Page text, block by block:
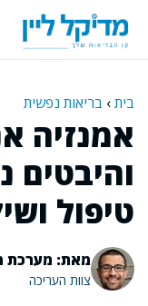
לתוכן
בית› בריאות נפשית
אמנזיה
והיבטים
טיפול
מאת: מערכת
צוות העריכה